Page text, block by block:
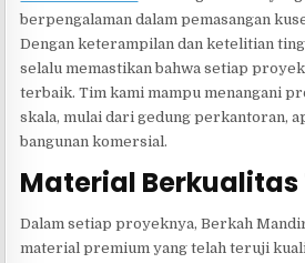
berpengalaman dalam pemasangan
Dengan keterampilan dan ketelitian
selalu memastikan bahwa setiap
terbaik. Tim kami mampu menangani
skala, mulai dari gedung perkantoran,
bangunan komersial.
Material Berkualitas
Dalam setiap proyeknya, Berkah
material premium yang telah teruji